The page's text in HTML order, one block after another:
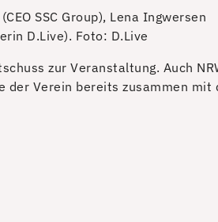
SSC Group), Lena Ingwersen
D.Live). Foto: D.Live
zur Veranstaltung. Auch
der Verein bereits zusammen mit